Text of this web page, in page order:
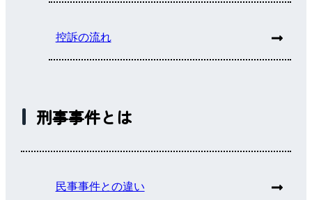
控訴の流れ
刑事事件とは
民事事件との違い